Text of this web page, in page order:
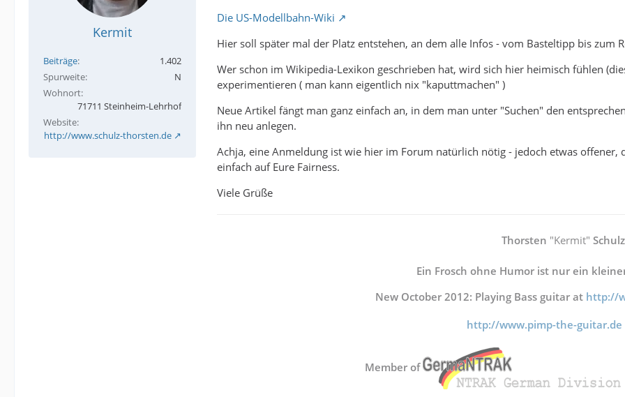
Kermit
Beiträge
1.402
Spurweite
N
Wohnort
71711 Steinheim-Lehrhof
Website
http://www.schulz-thorsten.de
Die US-Modellbahn-Wiki
Hier soll später mal der Platz entstehen, an dem alle Infos - vom Basteltipp bis zum
Wer schon im Wikipedia-Lexikon geschrieben hat, wird sich hier heimisch fühlen
experimentieren ( man kann eigentlich nix "kaputtmachen" )
Neue Artikel fängt man ganz einfach an, in dem man unter "Suchen" den
ihn neu anlegen.
Achja, eine Anmeldung ist wie hier im Forum natürlich nötig - jedoch etwas offener,
einfach auf Eure Fairness.
Viele Grüße
Thorsten "Kermit" Schulz
Ein Frosch ohne Humor ist nur ein
New October 2012: Playing Bass guitar at http://
http://www.pimp-the-guitar.de
Member of